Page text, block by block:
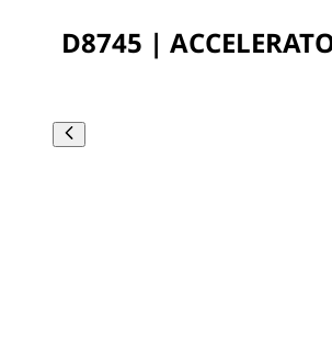
D8745 |